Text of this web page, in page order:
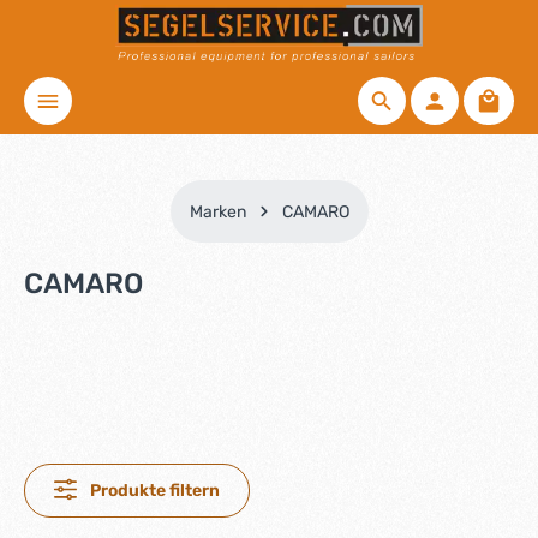
Zum Hauptinhalt springen
Marken CAMARO
CAMARO
Produkte filtern